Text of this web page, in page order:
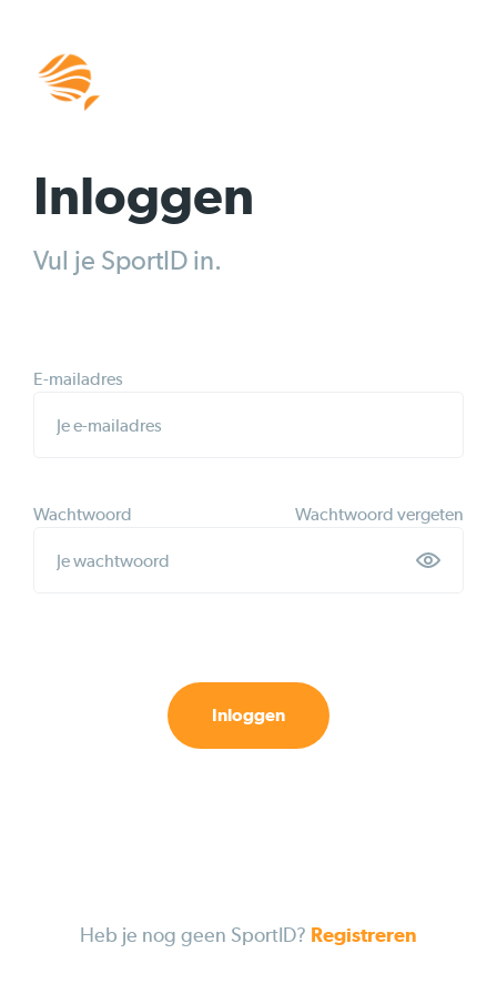
Inloggen
Vul je SportID in.
E-mailadres
Wachtwoord Wachtwoord vergeten
Inloggen
Heb je nog geen SportID? Registreren